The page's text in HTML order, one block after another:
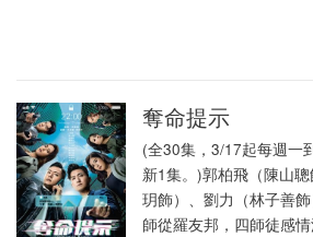
奪命提示
(全30集，3/17起每週一
新1集。)郭柏飛（陳山
玥飾）、劉力（林子善
師從羅友邦，四師徒感